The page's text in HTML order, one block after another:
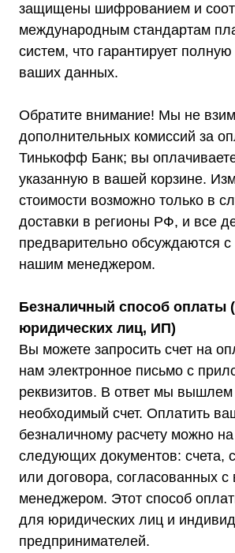
защищены шифрованием и
международным стандартам
систем, что гарантирует
ваших данных.
Обратите внимание! Мы не
дополнительных комиссий за
Тинькофф Банк; вы
указанную в вашей корзине.
стоимости возможно только в
доставки в регионы РФ, и все
предварительно обсуждаются с
нашим менеджером.
Безналичный способ оплаты
юридических лиц, ИП)
Вы можете запросить счет на
нам электронное письмо с
реквизитов. В ответ мы
необходимый счет. Оплатить
безналичному расчету можно
следующих документов: счета,
или договора, согласованных
менеджером. Этот способ
для юридических лиц и
предпринимателей.
Однофазные стабилизаторы
Трехфазные стабилизаторы
Стабилизаторы три фазы в одну
Стабилизаторы для котлов Серия Термо
(Т)
Стабилизаторы инверторные ИнСтаб
Стабилизаторы серии R
Источники бесперебойного питания
Однофазные ИБП
ИБП постоянного тока
Комплекты ИБП и стабилизаторов
Аксессуары
Покупателям
Оплата
Гарантии
Акции
Контакты
Условия оформления заказа
Реквизиты
18:00
info@shtil-stab.ru
+7 (495) 150-17-07
8 (800) 444-75-17